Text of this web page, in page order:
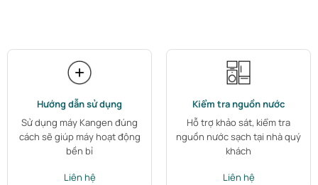
Hướng dẫn sử dụng
Sử dụng máy Kangen đúng
cách sẽ giúp máy hoạt động
bền bỉ
Liên hệ
Kiểm tra nguồn nước
Hỗ trợ khảo sát, kiểm tra
nguồn nước sạch tại nhà quý
khách
Liên hệ